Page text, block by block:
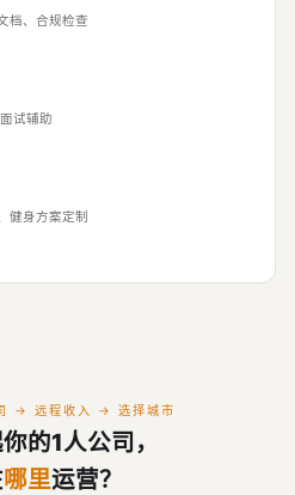
档、合规检查
试辅助
健身方案定制
→ 远程收入 → 选择城市
的1人公司，
哪里运营？